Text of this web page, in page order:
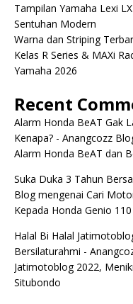
Tampilan Yamaha Lexi
Sentuhan Modern
Warna dan Striping
Kelas R Series & MAXi
Yamaha 2026
Recent
Alarm Honda BeAT Gak
Kenapa? - Anangcozz
Alarm Honda BeAT dan
Suka Duka 3 Tahun
Blogmengenai Cari
Kepada Honda Genio 110
Halal Bi Halal
Bersilaturahmi -
Jatimotoblog 2022,
Situbondo